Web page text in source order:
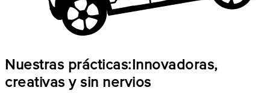
Nuestras prácticas:Innovadoras,
creativas y sin nervios